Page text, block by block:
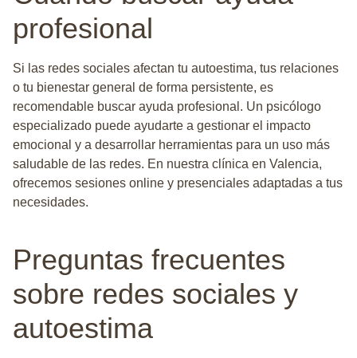
profesional
Si las redes sociales afectan tu autoestima, tus relaciones
o tu bienestar general de forma persistente, es
recomendable buscar ayuda profesional. Un psicólogo
especializado puede ayudarte a gestionar el impacto
emocional y a desarrollar herramientas para un uso más
saludable de las redes. En nuestra clínica en Valencia,
ofrecemos sesiones online y presenciales adaptadas a tus
necesidades.
Preguntas frecuentes
sobre redes sociales y
autoestima